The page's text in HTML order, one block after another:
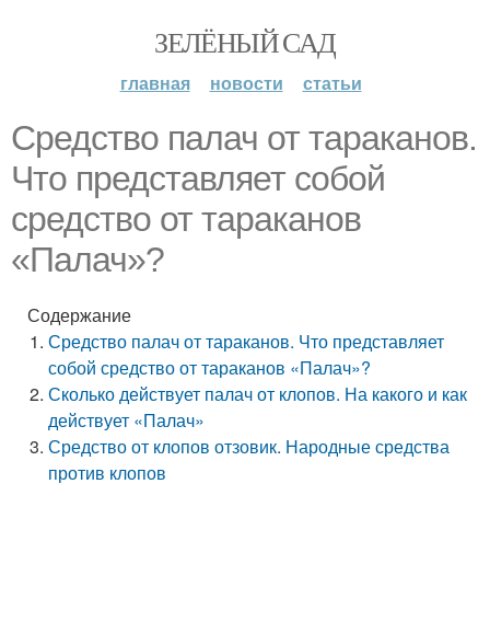
ЗЕЛЁНЫЙ САД
главная новости статьи
Средство палач от тараканов.
Что представляет собой
средство от тараканов
«Палач»?
Содержание
Средство палач от тараканов. Что представляет
собой средство от тараканов «Палач»?
Сколько действует палач от клопов. На какого и как
действует «Палач»
Средство от клопов отзовик. Народные средства
против клопов